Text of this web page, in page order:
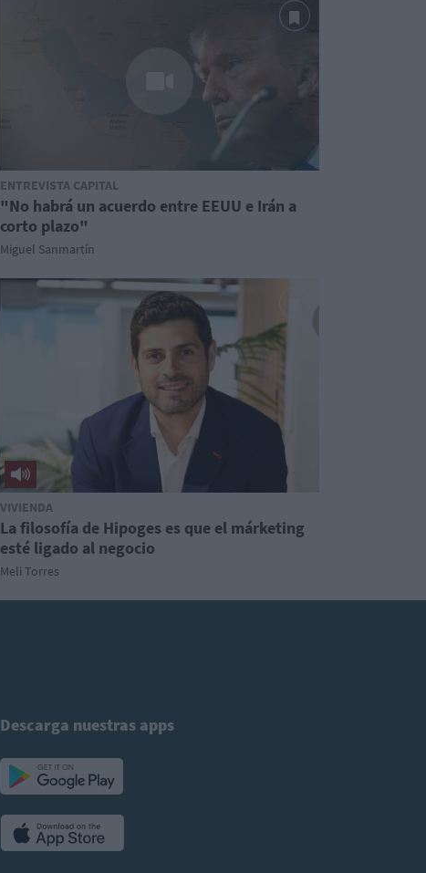
ENTREVISTA CAPITAL
"No habrá un acuerdo entre EEUU e Irán a
corto plazo"
Miguel Sanmartín
VIVIENDA
La filosofía de Hipoges es que el márketing
esté ligado al negocio
Meli Torres
Descarga nuestras apps